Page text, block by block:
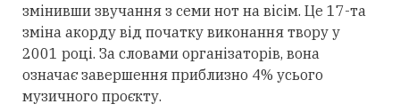
змінивши звучання з семи нот на вісім. Це 17-та
зміна акорду від початку виконання твору у
2001 році. За словами організаторів, вона
означає завершення приблизно 4% усього
музичного проєкту.